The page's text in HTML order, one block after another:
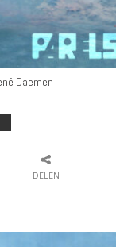
Daemen
DELEN